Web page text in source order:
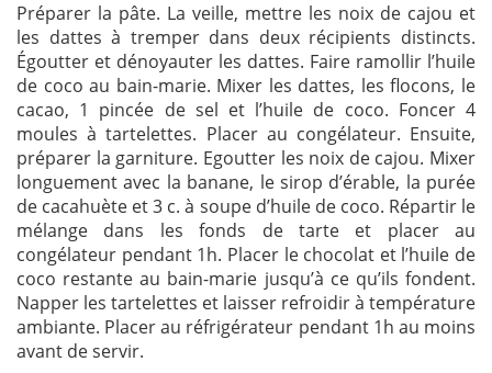
Préparer la pâte. La veille, mettre les noix de cajou et
les dattes à tremper dans deux récipients distincts.
Égoutter et dénoyauter les dattes. Faire ramollir l’huile
de coco au bain-marie. Mixer les dattes, les flocons, le
cacao, 1 pincée de sel et l’huile de coco. Foncer 4
moules à tartelettes. Placer au congélateur. Ensuite,
préparer la garniture. Egoutter les noix de cajou. Mixer
longuement avec la banane, le sirop d’érable, la purée
de cacahuète et 3 c. à soupe d’huile de coco. Répartir le
mélange dans les fonds de tarte et placer au
congélateur pendant 1h. Placer le chocolat et l’huile de
coco restante au bain-marie jusqu’à ce qu’ils fondent.
Napper les tartelettes et laisser refroidir à température
ambiante. Placer au réfrigérateur pendant 1h au moins
avant de servir.